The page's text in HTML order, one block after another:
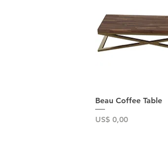
Snel overzicht
Beau Coffee Table
Prijs
US$ 0,00